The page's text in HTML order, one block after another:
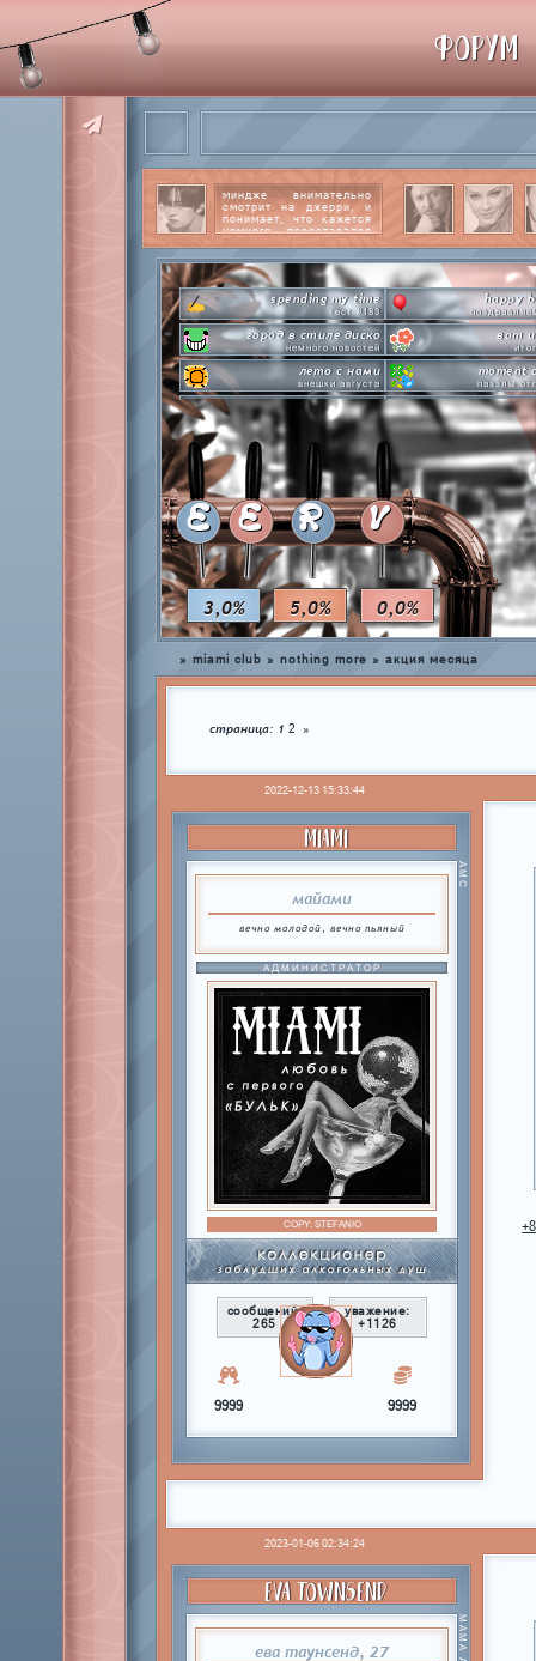
3,0% 5,0% 0,0%
миндже внимательно
смотрит на джерри, и
понимает, что кажется
немного перестарался
далее
spending my time
тест #183
happy
город в стиле диско
немного новостей
вот
лето с нами
внешки августа
moment
паззлы
pen-pineapple-apple-pen!
шлакоблокунь заказывали? охлаждаемся в
сделай это прямо сейчас
лупим пиньяту!
time goes by so slowly
анаграммы на базе с днем
hot in herre
летняя стикер-пати туть
E E R V
ФОРУМ
» miami club » nothing more » акция месяца
страница: 1 2 »
2022-12-13 15:33:44
MIAMI
майами
вечно молодой, вечно пьяный
АМС
АДМИНИСТРАТОР
COPY:STEFANIO
сообщений:
265
уважение:
+1126
9999 9999
+8
2023-01-06 02:34:24
EVA TOWNSEND
ева таунсенд, 27